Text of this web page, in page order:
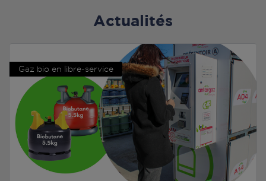
Actualités
Gaz bio en libre-service